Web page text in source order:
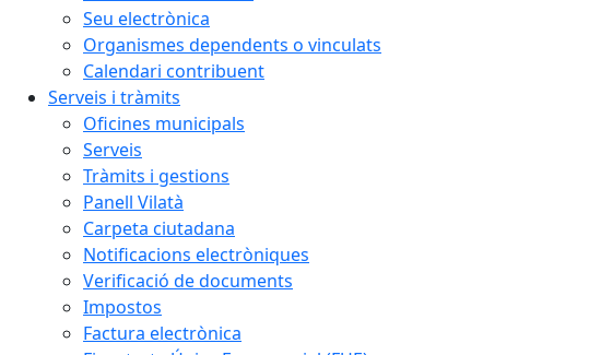
Seu electrònica
Organismes dependents o vinculats
Calendari contribuent
Serveis i tràmits
Oficines municipals
Serveis
Tràmits i gestions
Panell Vilatà
Carpeta ciutadana
Notificacions electròniques
Verificació de documents
Impostos
Factura electrònica